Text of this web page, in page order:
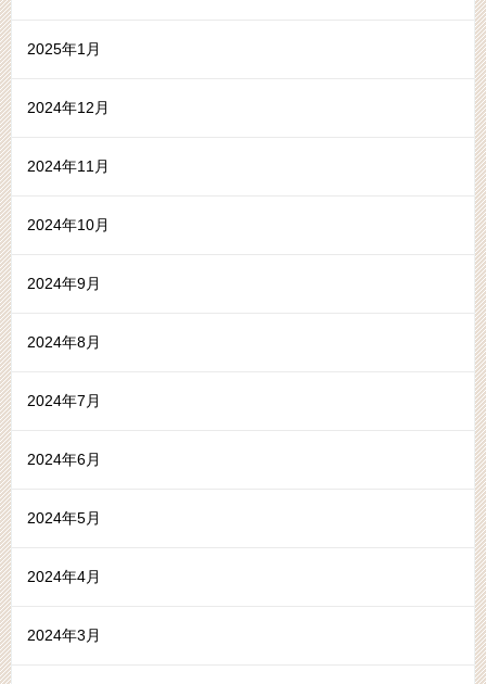
2025年1月
2024年12月
2024年11月
2024年10月
2024年9月
2024年8月
2024年7月
2024年6月
2024年5月
2024年4月
2024年3月